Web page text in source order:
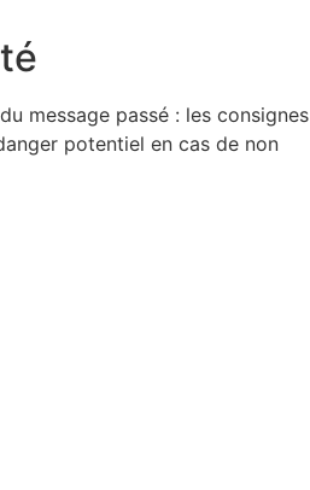
message passé : les consignes
potentiel en cas de non